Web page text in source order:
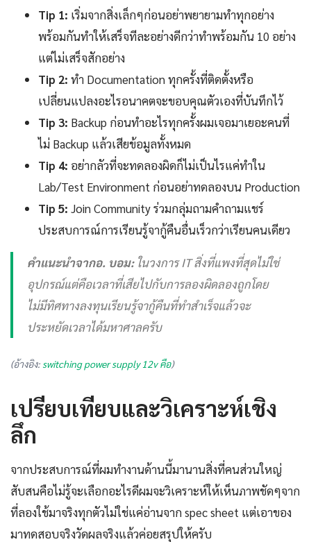
Tip 1: เริ่มจากสิ่งเล็กๆก่อนอย่าพยายามทำทุกอย่าง
พร้อมกันทำให้เสร็จทีละอย่างดีกว่าทำพร้อมกัน 10 อย่าง
แต่ไม่เสร็จสักอย่าง
Tip 2: ทำ Documentation ทุกครั้งที่ติดตั้งหรือ
เปลี่ยนแปลงอะไรอนาคตจะขอบคุณตัวเองที่บันทึกไว้
Tip 3: Backup ก่อนทำอะไรทุกครั้งผมเจอมาเยอะคนที่
ไม่ Backup แล้วเสียข้อมูลทั้งหมด
Tip 4: อย่ากลัวที่จะทดลองผิดก็ไม่เป็นไรแค่ทำใน
Lab/Test Environment ก่อนอย่าทดลองบน Production
Tip 5: Join Community ร่วมกลุ่มถามคำถามแชร์
ประสบการณ์การเรียนรู้จากู้คืนอื่นเร็วกว่าเรียนคนเดียว
คำแนะนำจากอ. บอม:ในวงการ IT สิ่งที่แพงที่สุดไม่ใช่
อุปกรณ์แต่คือเวลาที่เสียไปกับการลองผิดลองถูกโดย
ไม่มีทิศทางลงทุนเรียนรู้จากู้คืนที่ทำสำเร็จแล้วจะ
ประหยัดเวลาได้มหาศาลครับ
(อ้างอิง: switching power supply 12v คือ)
เปรียบเทียบและวิเคราะห์เชิง
ลึก
จากประสบการณ์ที่ผมทำงานด้านนี้มานานสิ่งที่คนส่วนใหญ่
สับสนคือไม่รู้จะเลือกอะไรดีผมจะวิเคราะห์ให้เห็นภาพชัดๆจาก
ที่ลองใช้มาจริงทุกตัวไม่ใช่แค่อ่านจาก spec sheet แต่เอาของ
มาทดสอบจริงวัดผลจริงแล้วค่อยสรุปให้ครับ